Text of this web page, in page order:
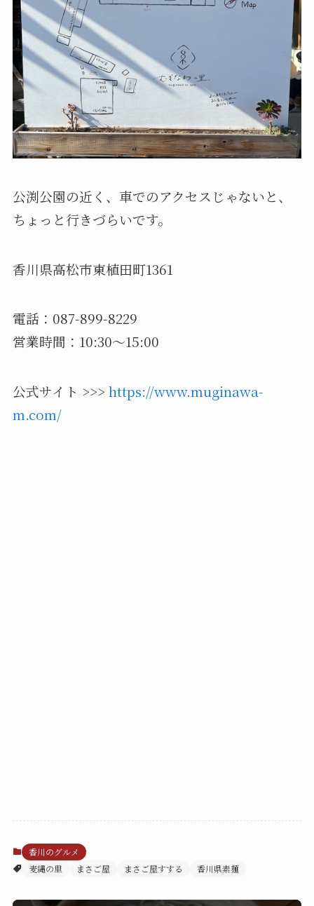
公渕公園の近く、車でのアクセスじゃないと、
ちょっと行きづらいです。
香川県高松市東植田町1361
電話：087-899-8229
営業時間：10:30～15:00
公式サイト >>> https://www.muginawa-
m.com/
香川のグルメ
麦縄の里
まさご屋 まさご屋すする 香川県素麺